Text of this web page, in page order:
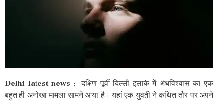
Delhi latest news :- दक्षिण पूर्वी दिल्ली इलाके में अंधविश्वास का एक
बहुत ही अनोखा मामला सामने आया है। यहां एक युवती ने कथित तौर पर अपने